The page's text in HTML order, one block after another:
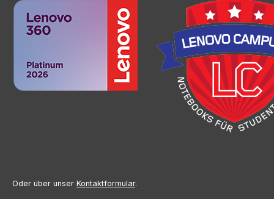
Oder über unser Kontaktformular.